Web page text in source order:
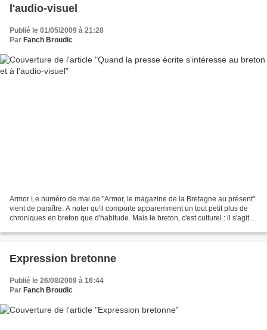
l'audio-visuel
Publié le 01/05/2009 à 21:28
Par Fanch Broudic
Armor Le numéro de mai de "Armor, le magazine de la Bretagne au présent"
vient de paraître. A noter qu'il comporte apparemment un tout petit plus de
chroniques en breton que d'habitude. Mais le breton, c'est culturel : il s'agit
Expression bretonne
Publié le 26/08/2008 à 16:44
Par Fanch Broudic